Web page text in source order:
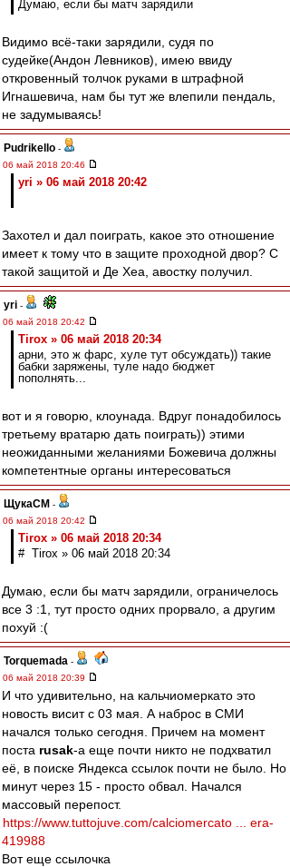
Думаю, если бы матч зарядили
Видимо всё-таки зарядили, судя по
судейке(Андон Левников), имею ввиду
откровенный толчок руками в штрафной
Игнашевича, нам бы тут же влепили пендаль,
не задумываясь!
Pudrikello -
06 май 2018 20:46
yri » 06 май 2018 20:42
Захотел и дал поиграть, какое это отношение
имеет к тому что в защите проходной двор? С
такой защитой и Де Хеа, авостку получил.
yri -
06 май 2018 20:42
Tirox » 06 май 2018 20:34
арни, это ж фарс, хуле тут обсуждать)) такие
бабки заряжены, туле надо бюджет
пополнять...
вот и я говорю, клоунада. Вдруг понадобилось
третьему вратарю дать поиграть)) этими
неожиданными желаниями Божевича должны
компетентные органы интересоваться
ЩукаСМ -
06 май 2018 20:42
Tirox » 06 май 2018 20:34
# Tirox » 06 май 2018 20:34
Думаю, если бы матч зарядили, ограничелось
все 3 :1, тут просто одних прорвало, а другим
похуй :(
Torquemada -
06 май 2018 20:39
И что удивительно, на кальчиомеркато это
новость висит с 03 мая. А наброс в СМИ
начался только сегодня. Причем на момент
поста rusak-а еще почти никто не подхватил
её, в поиске Яндекса ссылок почти не было. Но
минут через 15 - просто обвал. Начался
массовый перепост.
https://www.tuttojuve.com/calciomercato ... era-
419988
Вот еще ссылочка